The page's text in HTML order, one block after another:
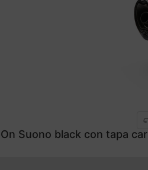
Suono black con tapa